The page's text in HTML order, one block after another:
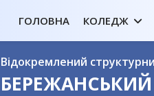
ГОЛОВНА КОЛЕДЖ
Відокремлений